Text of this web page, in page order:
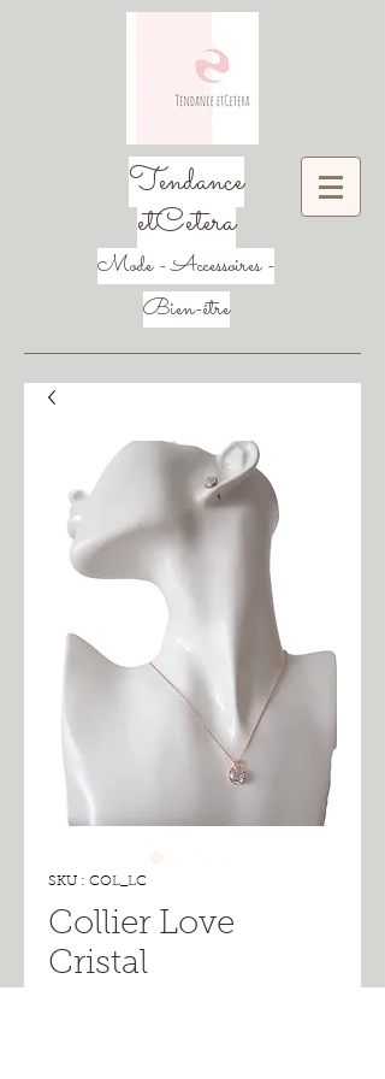
Tendance
etCetera
Mode - Accessoires -
Bien-être
SKU : COL_LC
Collier Love
Cristal